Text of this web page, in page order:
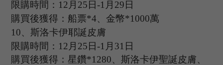
限購時間： 12 月 25日-1 月 29日
購買後獲得：船票*4、金幣*1000萬
10、斯洛卡伊耶誕皮膚
限購時間： 12 月 25日-1 月 31 日
購買後獲得：星鑽*1280、斯洛卡伊聖誕皮膚、